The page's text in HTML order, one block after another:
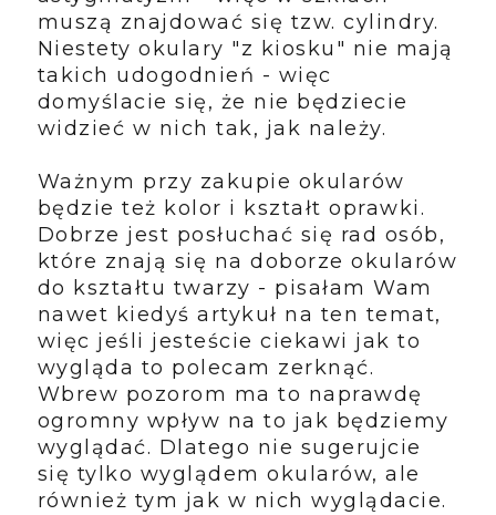
muszą znajdować się tzw. cylindry.
Niestety okulary "z kiosku" nie mają
takich udogodnień - więc
domyślacie się, że nie będziecie
widzieć w nich tak, jak należy.
Ważnym przy zakupie okularów
będzie też kolor i kształt oprawki.
Dobrze jest posłuchać się rad osób,
które znają się na doborze okularów
do kształtu twarzy - pisałam Wam
nawet kiedyś artykuł na ten temat,
więc jeśli jesteście ciekawi jak to
wygląda to polecam zerknąć.
Wbrew pozorom ma to naprawdę
ogromny wpływ na to jak będziemy
wyglądać. Dlatego nie sugerujcie
się tylko wyglądem okularów, ale
również tym jak w nich wyglądacie.